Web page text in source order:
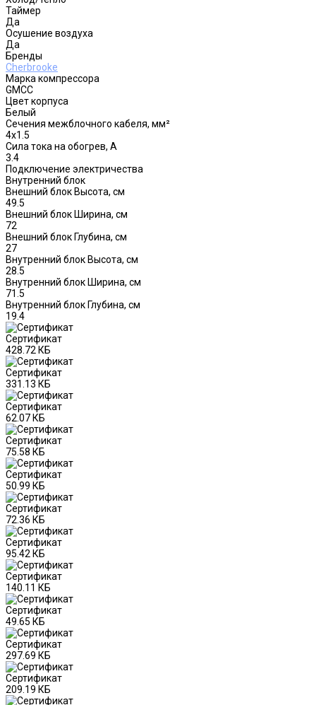
Таймер
Да
Осушение воздуха
Да
Бренды
Cherbrooke
Марка компрессора
GMCC
Цвет корпуса
Белый
Сечения межблочного кабеля, мм²
4x1.5
Сила тока на обогрев, А
3.4
Подключение электричества
Внутренний блок
Внешний блок Высота, см
49.5
Внешний блок Ширина, см
72
Внешний блок Глубина, см
27
Внутренний блок Высота, см
28.5
Внутренний блок Ширина, см
71.5
Внутренний блок Глубина, см
19.4
Сертификат
428.72 КБ
Сертификат
331.13 КБ
Сертификат
62.07 КБ
Сертификат
75.58 КБ
Сертификат
50.99 КБ
Сертификат
72.36 КБ
Сертификат
95.42 КБ
Сертификат
140.11 КБ
Сертификат
49.65 КБ
Сертификат
297.69 КБ
Сертификат
209.19 КБ